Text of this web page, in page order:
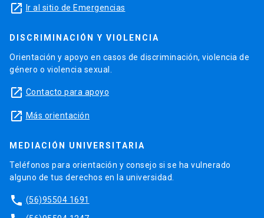
launch Ir al sitio de Emergencias
DISCRIMINACIÓN Y VIOLENCIA
Orientación y apoyo en casos de discriminación, violencia de
género o violencia sexual.
launch Contacto para apoyo
launch Más orientación
MEDIACIÓN UNIVERSITARIA
Teléfonos para orientación y consejo si se ha vulnerado
alguno de tus derechos en la universidad.
phone (56)95504 1691